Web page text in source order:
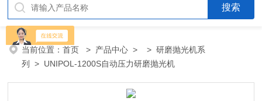
当前位置：首页 > 产品中心 > >研磨抛光机系
列
> UNIPOL-1200S自动压力研磨抛光机